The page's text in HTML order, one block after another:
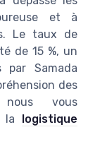
et à
Le taux de
de 15 %, un
par Samada
des
vous
la
logistique